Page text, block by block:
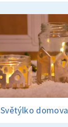
Světýlko domova